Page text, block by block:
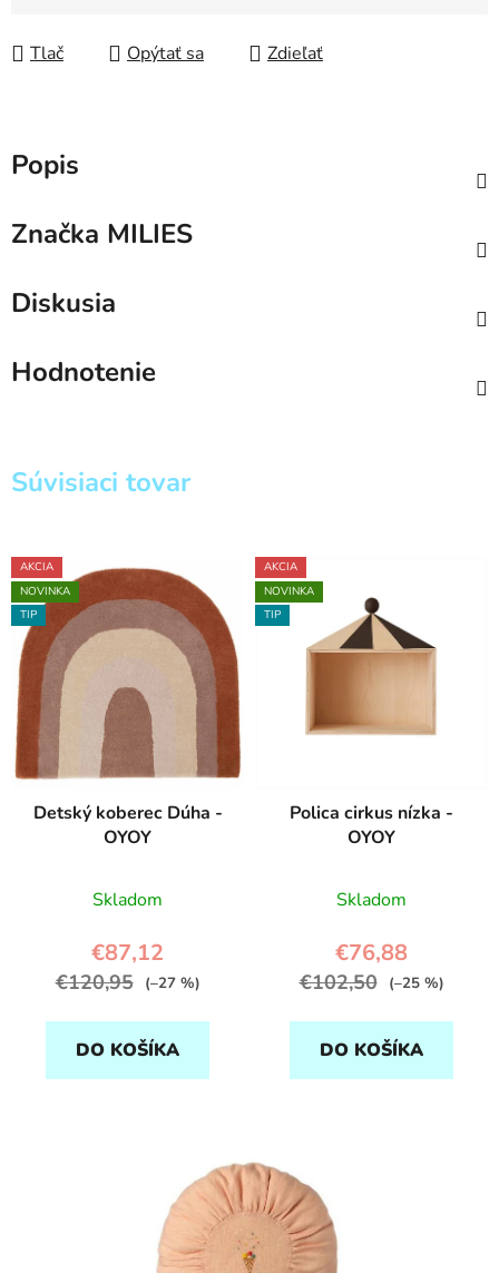
Tlač Opýtať sa Zdieľať
Popis
Značka MILIES
Diskusia
Hodnotenie
Súvisiaci tovar
AKCIA
NOVINKA
TIP
Detský koberec Dúha -
OYOY
Skladom
€87,12
€120,95 (–27 %)
DO KOŠÍKA
AKCIA
NOVINKA
TIP
Polica cirkus nízka -
OYOY
Skladom
€76,88
€102,50 (–25 %)
DO KOŠÍKA